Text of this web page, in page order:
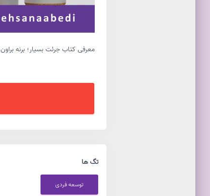
معرفی کتاب جرئت بسیار؛ برنه براون
تگ ها
توسعه فردی